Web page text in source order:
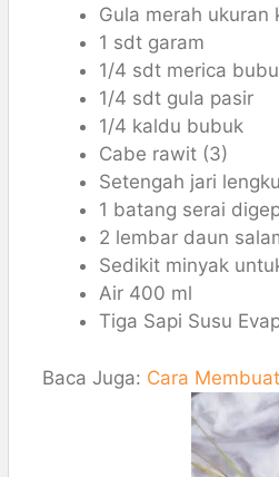
Gula merah ukuran
1 sdt garam
1/4 sdt merica
1/4 sdt gula pasir
1/4 kaldu bubuk
Cabe rawit (3)
Setengah jari
1 batang serai
2 lembar daun
Sedikit minyak
Air 400 ml
Tiga Sapi Susu
Baca Juga: Cara